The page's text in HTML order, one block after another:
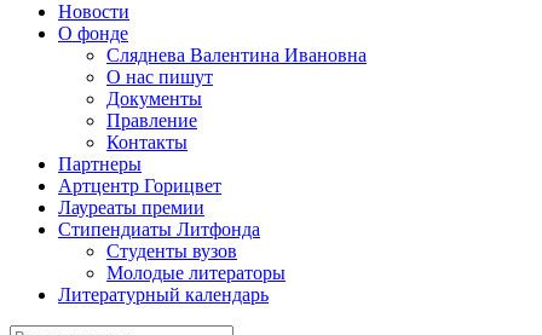
Новости
О фонде
Сляднева Валентина Ивановна
О нас пишут
Документы
Правление
Контакты
Партнеры
Артцентр Горицвет
Лауреаты премии
Стипендиаты Литфонда
Студенты вузов
Молодые литераторы
Литературный календарь